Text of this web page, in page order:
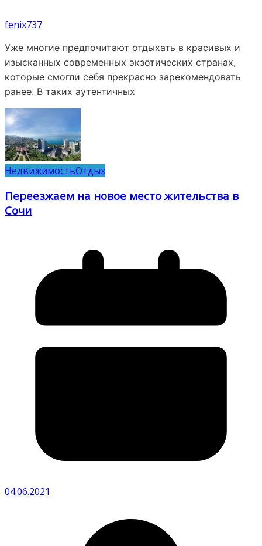
fenix737
Уже многие предпочитают отдыхать в красивых и
изысканных современных экзотических странах,
которые смогли себя прекрасно зарекомендовать
ранее. В таких аутентичных
НедвижимостьОтдых
Переезжаем на новое место жительства в
Сочи
04.06.2021